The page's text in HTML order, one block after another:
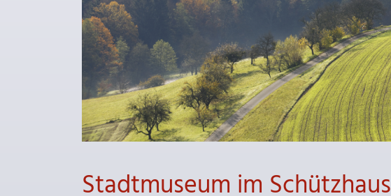
Stadtmuseum im Schützhaus